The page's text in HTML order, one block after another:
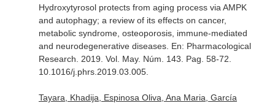
Hydroxytyrosol protects from aging process via AMPK
and autophagy; a review of its effects on cancer,
metabolic syndrome, osteoporosis, immune-mediated
and neurodegenerative diseases. En: Pharmacological
Research . 2019. Vol. May. Núm. 143. Pag. 58-72.
10.1016/j.phrs.2019.03.005.
Tayara, Khadija, Espinosa Oliva, Ana Maria, García